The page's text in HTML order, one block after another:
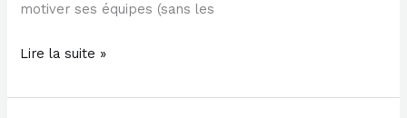
motiver ses équipes (sans les
Lire la suite »